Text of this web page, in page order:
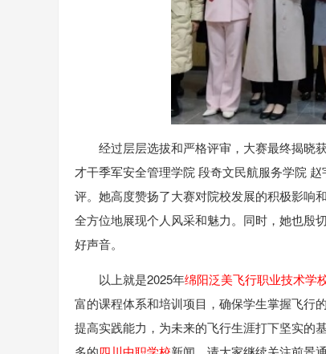
经过层层选拔和严格评审，大赛最终揭
才干季军安全管理学院 段奇文民航服务学院
评。她高度赞扬了大赛对院校发展的积极影响
全方位地展现个人风采和魅力。同时，她也殷
好声音。
以上就是2025年绵阳泛美飞行职业技术学
富的课程体系和培训项目，确保学生掌握飞行
提高实践能力，为未来的飞行生涯打下坚实的